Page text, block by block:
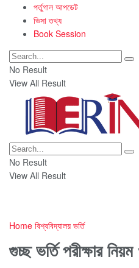
পর্তুগাল আপডেট
ভিসা তথ্য
Book Session
No Result
View All Result
No Result
View All Result
Home বিশ্ববিদ্যালয় ভর্তি
গুচ্ছ ভর্তি পরীক্ষার